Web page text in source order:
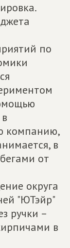
по
компанию,
в
от
округа
"ЮТэйр"
ручки –
в